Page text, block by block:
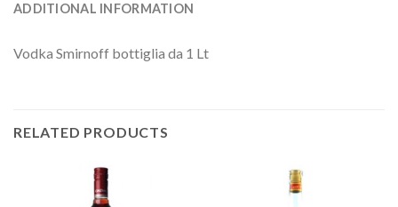
ADDITIONAL INFORMATION
Vodka Smirnoff bottiglia da 1 Lt
RELATED PRODUCTS